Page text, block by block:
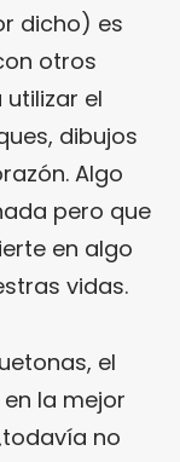
dicho) es
otros
utilizar el
dibujos
Algo
pero que
en algo
vidas.
el
la mejor
no